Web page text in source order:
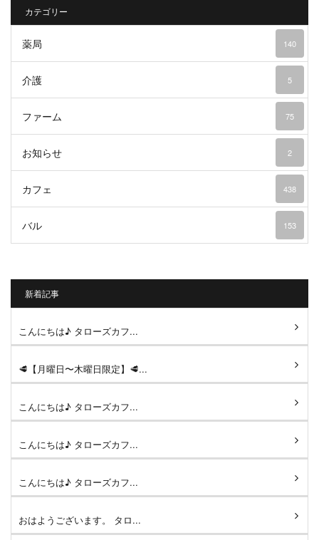
カテゴリー
薬局 140
介護 5
ファーム 75
お知らせ 2
カフェ 438
バル 153
新着記事
こんにちは♪ タローズカフ...
🥩【月曜日〜木曜日限定】🥩...
こんにちは♪ タローズカフ...
こんにちは♪ タローズカフ...
こんにちは♪ タローズカフ...
おはようございます。 タロ...